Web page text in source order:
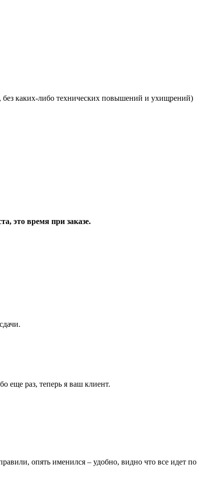
, без каких-либо технических повышений и ухищрений)
это время при заказе.
еще раз, теперь я ваш клиент.
опять именился – удобно, видно что все идет по